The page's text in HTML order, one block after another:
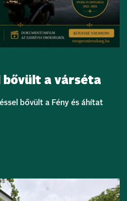
bővült a várséta
bővült a Fény és áhítat